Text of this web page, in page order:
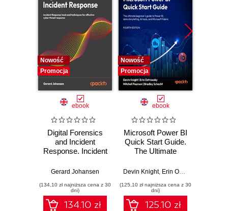
Nowość
Promocja
ebook
Digital Forensics
and Incident
Response. Incident
and techniques for
threat response -
Fourth Edition
Gerard Johansen
(134,10 zł najniższa cena z 30
dni)
134.10 zł
Nowość
Promocja
ebook
Microsoft Power BI
Quick Start Guide.
The Ultimate
to Power BI, Data
Tools, and
Microsoft Fabric -
Fourth Edition
Devin Knight, Erin Ostrowsky
(125,10 zł najniższa cena z 30
dni)
125.10 zł